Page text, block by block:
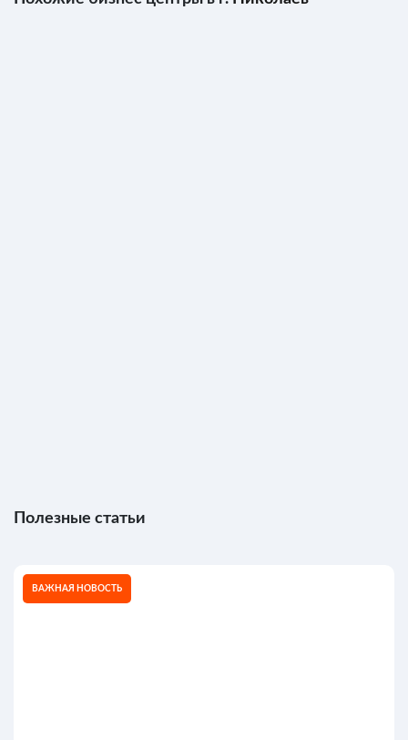
Полезные статьи
ВАЖНАЯ НОВОСТЬ